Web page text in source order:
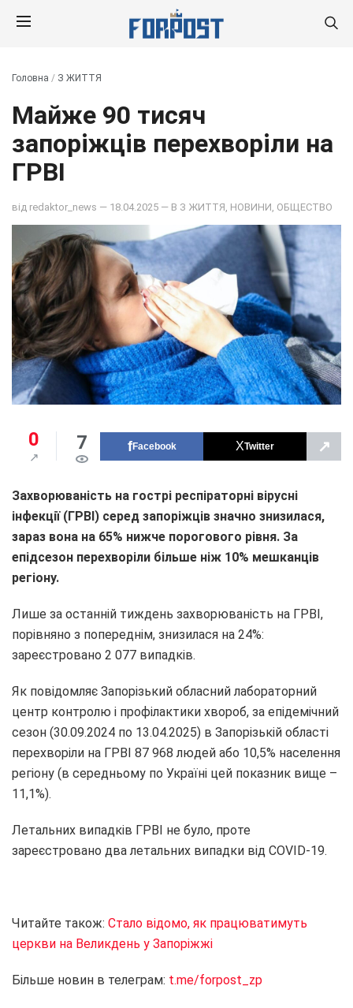
Головна / З ЖИТТЯ
Майже 90 тисяч
запоріжців перехворіли на
ГРВІ
від redaktor_news — 18.04.2025 — В З ЖИТТЯ НОВИНИ ОБЩЕСТВО
0 7 Facebook Twitter ↗
Захворюваність на гострі респіраторні вірусні
інфекції (ГРВІ) серед запоріжців значно знизилася,
зараз вона на 65% нижче порогового рівня. За
епідсезон перехворіли більше ніж 10% мешканців
регіону.
Лише за останній тиждень захворюваність на ГРВІ,
порівняно з попереднім, знизилася на 24%:
зареєстровано 2 077 випадків.
Як повідомляє Запорізький обласний лабораторний
центр контролю і профілактики хвороб, за епідемічний
сезон (30.09.2024 по 13.04.2025) в Запорізькій області
перехворіли на ГРВІ 87 968 людей або 10,5% населення
регіону (в середньому по Україні цей показник вище –
11,1%).
Летальних випадків ГРВІ не було, проте
зареєстровано два летальних випадки від COVID-19.
Читайте також: Стало відомо, як працюватимуть
церкви на Великдень у Запоріжжі
Більше новин в телеграм: t.me/forpost_zp